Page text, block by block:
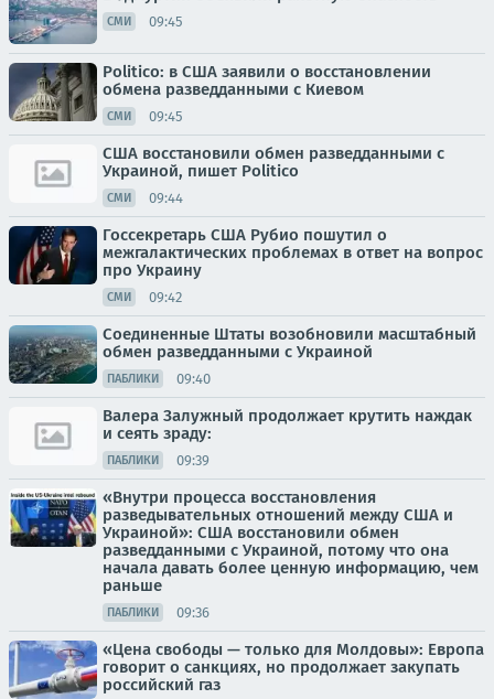
СМИ 09:45
Politico: в США заявили о восстановлении
обмена разведданными с Киевом
СМИ 09:45
США восстановили обмен разведданными с
Украиной, пишет Politico
СМИ 09:44
Госсекретарь США Рубио пошутил о
межгалактических проблемах в ответ на вопрос
про Украину
СМИ 09:42
Соединенные Штаты возобновили масштабный
обмен разведданными с Украиной
ПАБЛИКИ 09:40
Валера Залужный продолжает крутить наждак
и сеять зраду:
ПАБЛИКИ 09:39
«Внутри процесса восстановления
разведывательных отношений между США и
Украиной»: США восстановили обмен
разведданными с Украиной, потому что она
начала давать более ценную информацию, чем
раньше
ПАБЛИКИ 09:36
«Цена свободы — только для Молдовы»: Европа
говорит о санкциях, но продолжает закупать
российский газ